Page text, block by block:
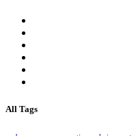
All Tags